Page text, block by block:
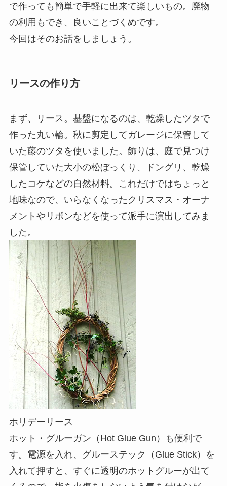
で作っても簡単で手軽に出来て楽しいもの。廃物
の利用もでき、良いことづくめです。
今回はそのお話をしましょう。
リースの作り方
まず、リース。基盤になるのは、乾燥したツタで
作った丸い輪。秋に剪定してガレージに保管して
いた藤のツタを使いました。飾りは、庭で見つけ
保管していた大小の松ぼっくり、ドングリ、乾燥
したコケなどの自然材料。これだけではちょっと
地味なので、いらなくなったクリスマス・オーナ
メントやリボンなどを使って派手に演出してみま
した。
ホリデーリース
ホット・グルーガン（Hot Glue Gun）も便利で
す。電源を入れ、グルーステック（Glue Stick）を
入れて押すと、すぐに透明のホットグルーが出て